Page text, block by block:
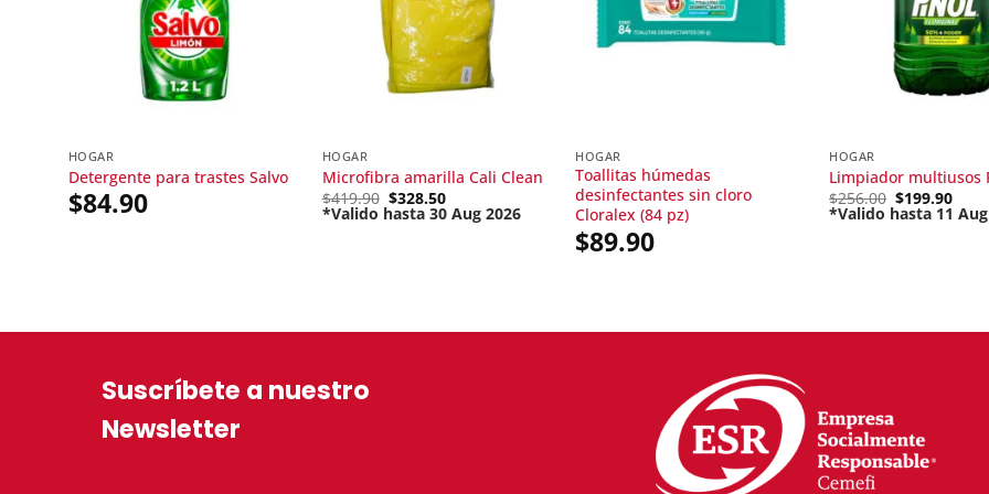
HOGAR
Detergente para trastes Salvo
$84.90
HOGAR
Microfibra amarilla Cali Clean
$419.90 Original
price
$328.50
*Valido hasta 30 Aug 2026
HOGAR
Toallitas húmedas
desinfectantes sin cloro
Cloralex (84 pz)
$89.90
HOGAR
Limpiador multiusos
$256.00 Original
price
$199.90
*Valido hasta 11
Suscríbete a nuestro
Newsletter